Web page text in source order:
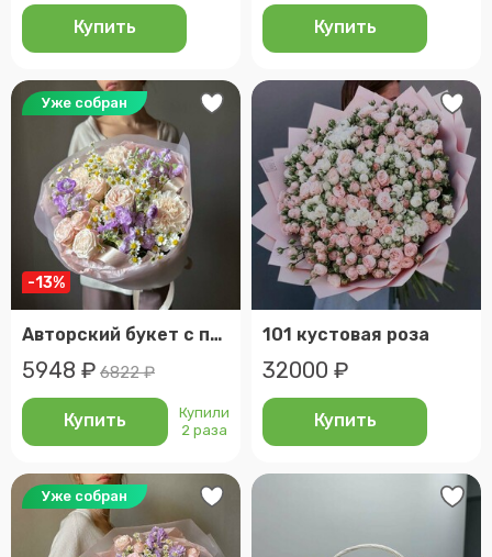
Купить Купить
Уже собран
-13%
Авторский букет с пионовидными кустовыми розами, ромашками и маттиолой
5948 ₽ 6822 ₽
Купить
Купили
2 раза
101 кустовая роза
32000 ₽
Купить
Уже собран